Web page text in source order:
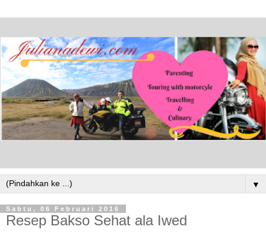
▼
Sabtu, 06 Februari 2016
Resep Bakso Sehat ala Iwed